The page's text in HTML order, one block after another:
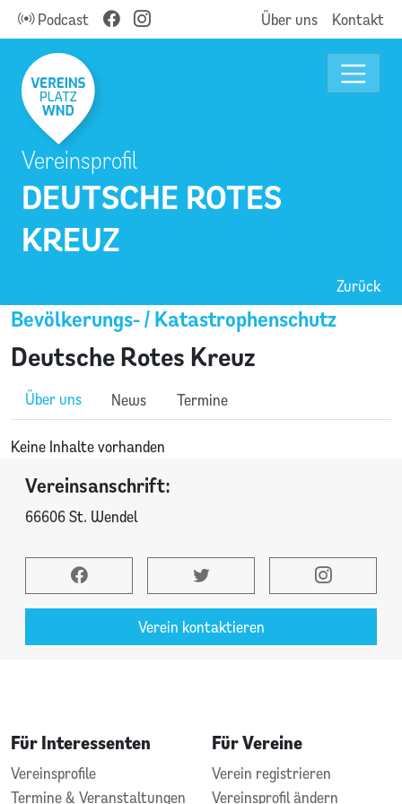
Podcast Über uns Kontakt
DEUTSCHE ROTES
KREUZ
Vereinsprofil
Zurück
Deutsche Rotes Kreuz
Bevölkerungs- / Katastrophenschutz
Über uns News Termine
Keine Inhalte vorhanden
Vereinsanschrift:
66606 St. Wendel
Verein kontaktieren
Für Interessenten
Vereinsprofile
Termine & Veranstaltungen
Für Vereine
Verein registrieren
Vereinsprofil ändern